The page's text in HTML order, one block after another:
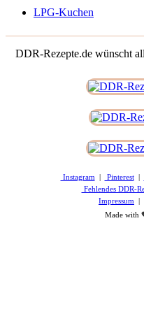
LPG-Kuchen
DDR-Rezepte.de wünscht
Instagram | Pinterest|
Fehlendes DDR-
Impressum |
Made with